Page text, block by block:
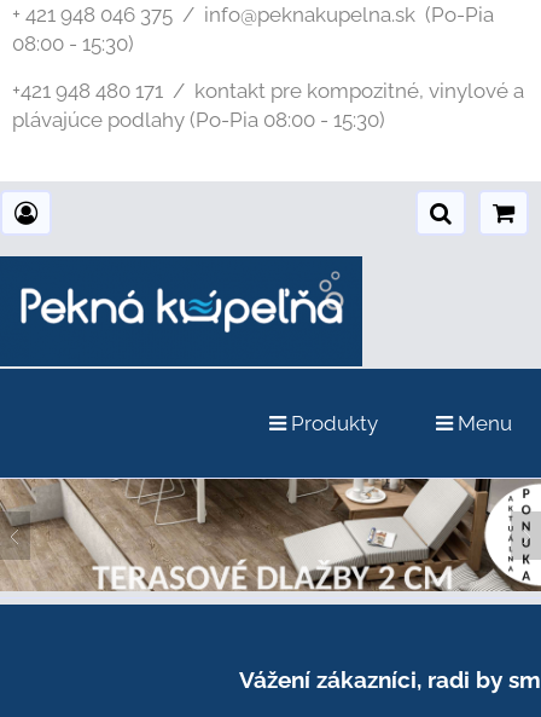
+ 421 948 046 375 / info@peknakupelna.sk (Po-Pia
08:00 - 15:30)
+421 948 480 171 / kontakt pre kompozitné, vinylové a
plávajúce podlahy (Po-Pia 08:00 - 15:30)
Produkty Menu
Vážení zákazníci, radi by